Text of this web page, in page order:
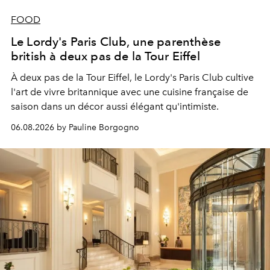
FOOD
Le Lordy's Paris Club, une parenthèse
british à deux pas de la Tour Eiffel
À deux pas de la Tour Eiffel, le Lordy's Paris Club cultive
l'art de vivre britannique avec une cuisine française de
saison dans un décor aussi élégant qu'intimiste.
06.08.2026 by Pauline Borgogno